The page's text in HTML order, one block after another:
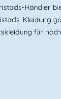
Händler
Kleidung
für